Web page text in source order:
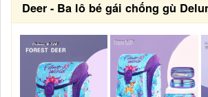
Deer - Ba lô bé gái chống gù